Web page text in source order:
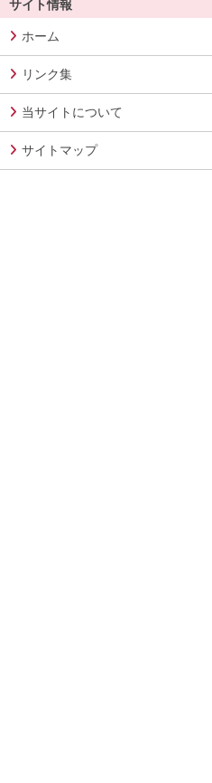
サイト情報
ホーム
リンク集
当サイトについて
サイトマップ